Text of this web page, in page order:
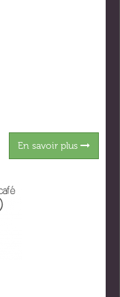
En savoir plus